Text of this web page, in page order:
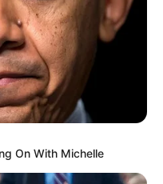
On With Michelle